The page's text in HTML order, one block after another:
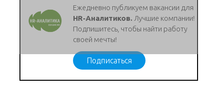
Ежедневно публикуем вакансии для
HR-Аналитиков. Лучшие компании!
Подпишитесь, чтобы найти работу
своей мечты!
Подписаться